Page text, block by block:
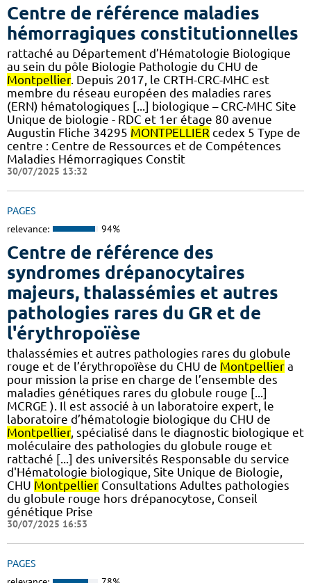
Centre de référence maladies
hémorragiques constitutionnelles
rattaché au Département d’Hématologie Biologique
au sein du pôle Biologie Pathologie du CHU de
Montpellier. Depuis 2017, le CRTH-CRC-MHC est
membre du réseau européen des maladies rares
(ERN) hématologiques [...] biologique – CRC-MHC Site
Unique de biologie - RDC et 1er étage 80 avenue
Augustin Fliche 34295 MONTPELLIER cedex 5 Type de
centre : Centre de Ressources et de Compétences
Maladies Hémorragiques Constit
30/07/2025 13:32
PAGES
relevance: 94%
Centre de référence des
syndromes drépanocytaires
majeurs, thalassémies et autres
pathologies rares du GR et de
l'érythropoïèse
thalassémies et autres pathologies rares du globule
rouge et de l’érythropoïèse du CHU de Montpellier a
pour mission la prise en charge de l’ensemble des
maladies génétiques rares du globule rouge [...]
MCRGE ). Il est associé à un laboratoire expert, le
laboratoire d’hématologie biologique du CHU de
Montpellier, spécialisé dans le diagnostic biologique et
moléculaire des pathologies du globule rouge et
rattaché [...] des universités Responsable du service
d'Hématologie biologique, Site Unique de Biologie,
CHU Montpellier Consultations Adultes pathologies
du globule rouge hors drépanocytose, Conseil
génétique Prise
30/07/2025 16:53
PAGES